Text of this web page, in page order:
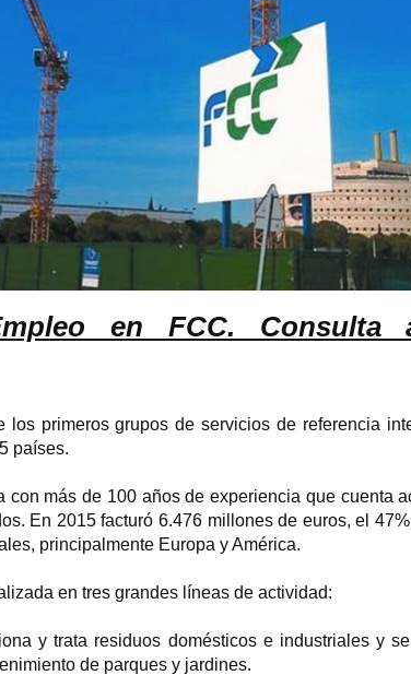
en FCC. Consulta
los primeros grupos de servicios de referencia
países.
con más de 100 años de experiencia que cuenta
En 2015 facturó 6.476 millones de euros, el
principalmente Europa y América.
en tres grandes líneas de actividad:
y trata residuos domésticos e industriales y
de parques y jardines.